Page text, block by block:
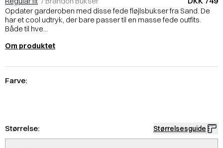
Opdater garderoben med disse fede fløjlsbukser fra Sand. De
har et cool udtryk, der bare passer til en masse fede outfits.
Både til hve...
Om produktet
Farve:
Størrelse: Størrelsesguide